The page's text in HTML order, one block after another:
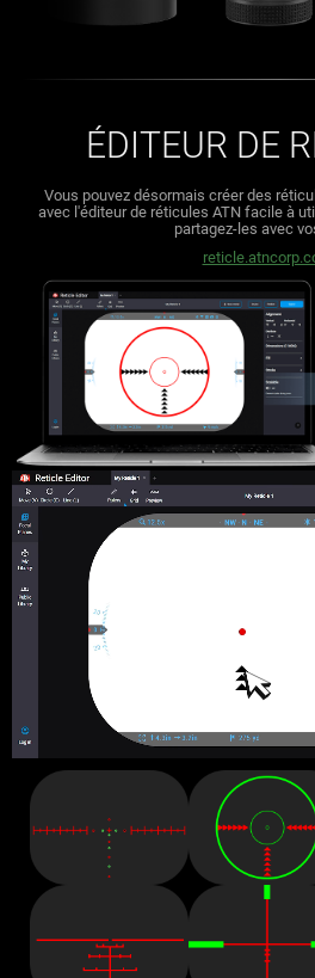
ÉDITEUR DE
Vous pouvez désormais créer des
avec l'éditeur de réticules ATN facile à
partagez-les avec